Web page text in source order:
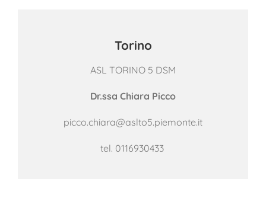
Torino
ASL TORINO 5 DSM
Dr.ssa Chiara Picco
picco.chiara@aslto5.piemonte.it
tel. 0116930433